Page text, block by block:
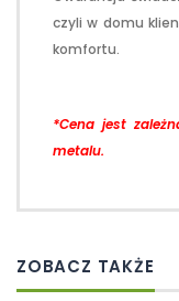
czyli w domu
komfortu.
*Cena jest
metalu.
ZOBACZ TAKŻE